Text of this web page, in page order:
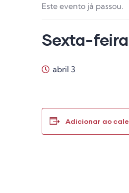
Este evento já passou.
Sexta-
abril 3
Adicionar ao